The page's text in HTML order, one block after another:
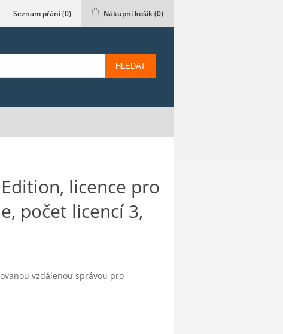
Seznam přání(0) Nákupní košík(0)
HLEDAT
licence pro
počet licencí 3,
vzdálenou správou pro